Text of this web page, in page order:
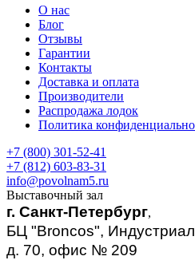
О нас
Блог
Отзывы
Гарантии
Контакты
Доставка и оплата
Производители
Распродажа лодок
Политика
+7 (800) 301-52-41
+7 (812) 603-83-31
info@povolnam5.ru
Выставочный зал
г. Санкт-Петербург,
БЦ "Broncos",
д. 70, офис № 209